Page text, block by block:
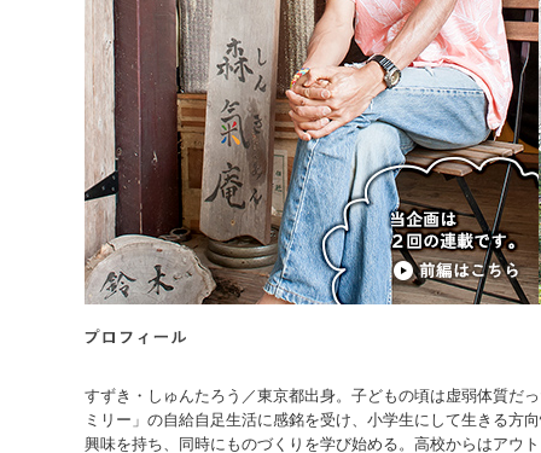
すずき・しゅんたろう／東京都出身。子どもの頃は虚弱体質だ
ミリー」の自給自足生活に感銘を受け、小学生にして生きる方
興味を持ち、同時にものづくりを学び始める。高校からはアウ